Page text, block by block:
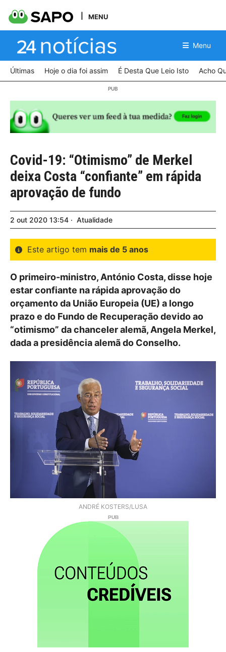
MENU
Menu
Últimas Hoje o dia foi assim É Desta Que Leio Isto Acho
Covid-19: “Otimismo” de Merkel
deixa Costa “confiante” em rápida
aprovação de fundo
2 out 2020 13:54 Atualidade
Este artigo tem mais de 5 anos
O primeiro-ministro, António Costa, disse hoje
estar confiante na rápida aprovação do
orçamento da União Europeia (UE) a longo
prazo e do Fundo de Recuperação devido ao
“otimismo” da chanceler alemã, Angela Merkel,
dada a presidência alemã do Conselho.
ANDRÉ KOSTERS/LUSA